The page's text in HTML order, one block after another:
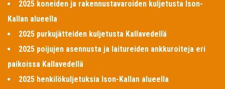
2025 koneiden ja rakennustavaroiden kuljetusta Ison-
Kallan alueella
2025 purkujätteiden kuljetusta Kallavedellä
2025 poijujen asennusta ja laitureiden ankkuroiteja eri
paikoissa Kallavedellä
2025 henkilökuljetuksia Ison-Kallan alueella